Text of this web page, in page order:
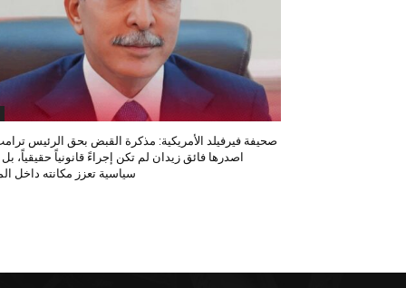
صحيفة فيرفيلد الأمريكية: مذكرة القبض بحق الرئيس
اصدرها فائق زيدان لم تكن إجراءً قانونياً حقيقياً،
سياسية تعزز مكانته داخل